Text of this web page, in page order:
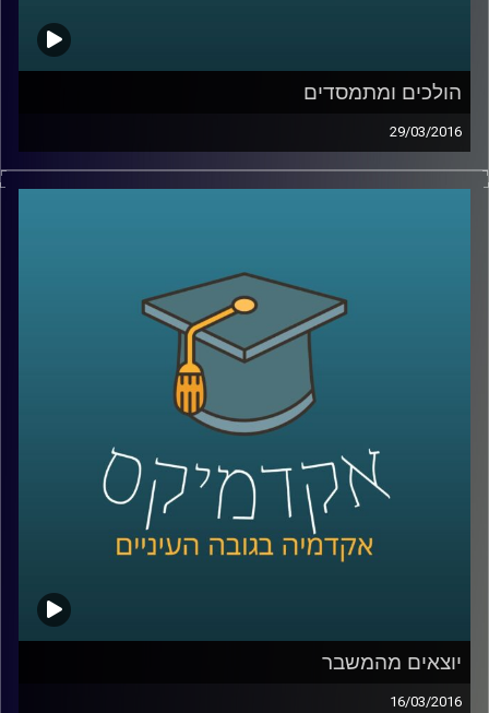
הולכים ומתמסדים
29/03/2016
ראש החוג למדיניות ציבורית באוניברסיטת תל
בה, ובעצם על חיי היומיום של כולנו: בריאות,
חינוך, פנסיה, דיור, אבטלה. שני תחומי ענק
מעניינים המושפעים משינויים במבנה המוסדי
הם מעמד הביניים ואנרגיות מתחדשות
AudioVersity
יוצאים מהמשבר
16/03/2016